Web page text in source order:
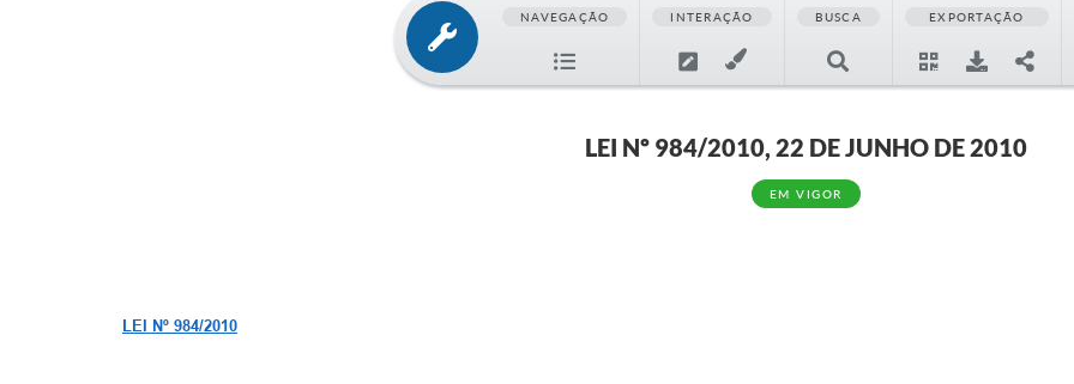
NAVEGAÇÃO INTERAÇÃO BUSCA EXPORTAÇÃO
LEI Nº 984/2010, 22 DE JUNHO DE 2010
EM VIGOR
LEI Nº 984/2010